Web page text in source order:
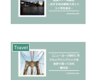
Travel